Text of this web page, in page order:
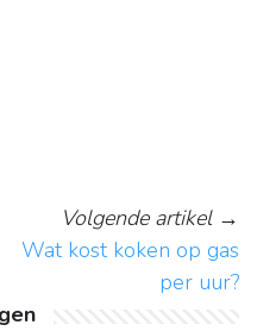
Volgende artikel→
Wat kost koken op gas
per uur?